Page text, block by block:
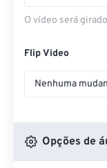
O vídeo será
Flip Video
Nenhuma
Opções de